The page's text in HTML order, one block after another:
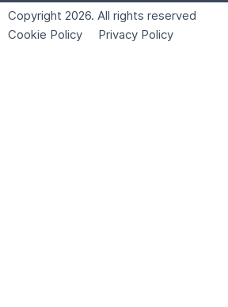
Copyright 2026. All rights reserved
Cookie Policy
Privacy Policy